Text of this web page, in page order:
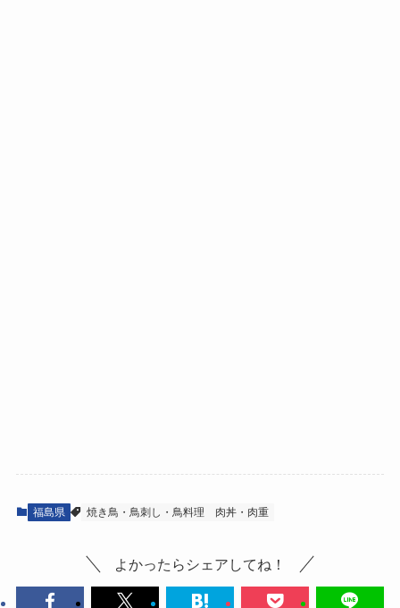
福島県 焼き鳥・鳥刺し・鳥料理 肉丼・肉重
よかったらシェアしてね！